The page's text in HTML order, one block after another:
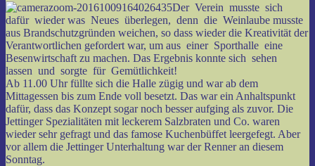
Der Verein musste sich
dafür wieder was Neues überlegen, denn die Weinlaube musste
aus Brandschutzgründen weichen, so dass wieder die Kreativität der
Verantwortlichen gefordert war, um aus einer Sporthalle eine
Besenwirtschaft zu machen. Das Ergebnis konnte sich sehen
lassen und sorgte für Gemütlichkeit!
Ab 11.00 Uhr füllte sich die Halle zügig und war ab dem
Mittagessen bis zum Ende voll besetzt. Das war ein Anhaltspunkt
dafür, dass das Konzept sogar noch besser aufging als zuvor. Die
Jettinger Spezialitäten mit leckerem Salzbraten und Co. waren
wieder sehr gefragt und das famose Kuchenbüffet leergefegt. Aber
vor allem die Jettinger Unterhaltung war der Renner an diesem
Sonntag.